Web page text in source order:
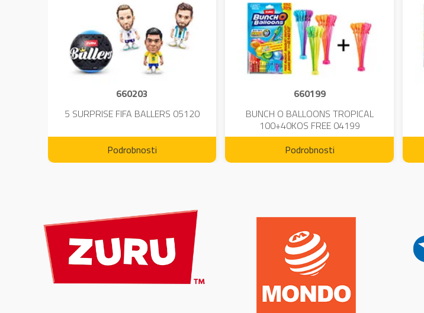
660203
5 SURPRISE FIFA BALLERS 05120
Podrobnosti
660199
BUNCH O BALLOONS TROPICAL
100+40KOS FREE 04199
Podrobnosti